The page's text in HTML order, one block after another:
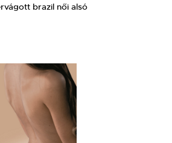
brazil női alsó